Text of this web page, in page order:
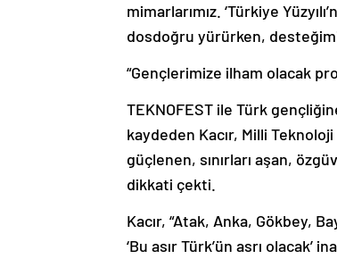
mimarlarımız. ‘Türkiye
dosdoğru yürürken,
“Gençlerimize ilham olacak
TEKNOFEST ile Türk
kaydeden Kacır, Milli
güçlenen, sınırları aşan,
dikkati çekti.
Kacır, “Atak, Anka, Gökbey,
‘Bu asır Türk’ün asrı